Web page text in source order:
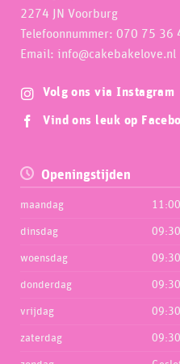
2274 JN Voorburg
Telefoonnummer: 070 75 36
Email: info@cakebakelove.nl
Volg ons via Instagram
Vind ons leuk op
Openingstijden
maandag
dinsdag
woensdag
donderdag
vrijdag
zaterdag